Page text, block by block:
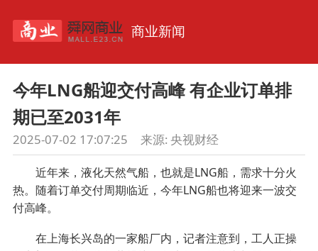
商业新闻
今年LNG船迎交付高峰 有企业订单排
期已至2031年
2025-07-02 17:07:25 来源: 央视财经
近年来，液化天然气船，也就是LNG船，需求十分火
热。随着订单交付周期临近，今年LNG船也将迎来一波交
付高峰。
在上海长兴岛的一家船厂内，记者注意到，工人正操